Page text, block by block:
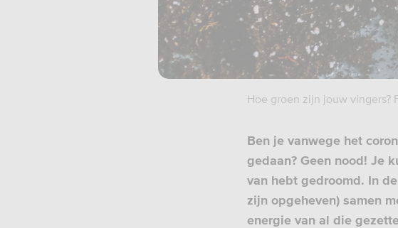
Hoe groen zijn jouw vingers?
Ben je vanwege het
gedaan? Geen nood! Je
van hebt gedroomd. In
zijn opgeheven) samen
energie van al die